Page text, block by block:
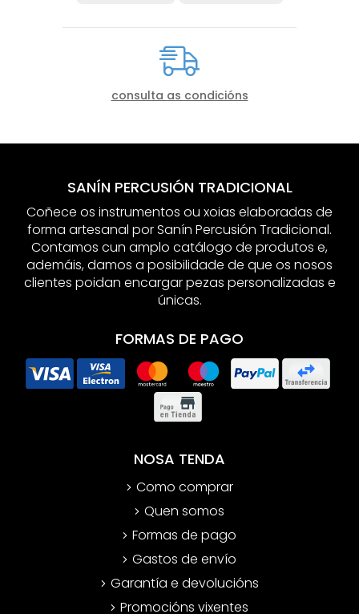
consulta as condicións
SANÍN PERCUSIÓN TRADICIONAL
Coñece os instrumentos ou xoias elaboradas de
forma artesanal por Sanín Percusión Tradicional.
Contamos cun amplo catálogo de produtos e,
ademáis, damos a posibilidade de que os nosos
clientes poidan encargar pezas personalizadas e
únicas.
FORMAS DE PAGO
NOSA TENDA
Como comprar
Quen somos
Formas de pago
Gastos de envío
Garantía e devolucións
Promocións vixentes